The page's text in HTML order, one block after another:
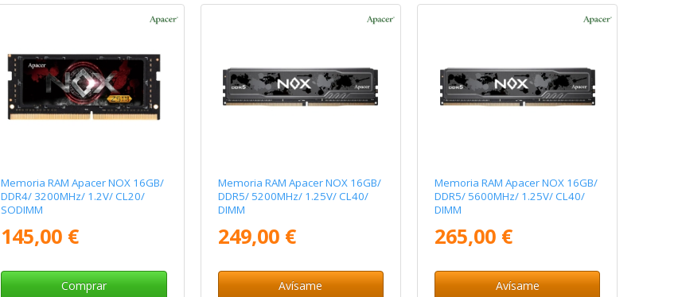
Memoria RAM Apacer NOX 16GB/
DDR4/ 3200MHz/ 1.2V/ CL20/
SODIMM
145,00 €
Comprar
Memoria RAM Apacer NOX 16GB/
DDR5/ 5200MHz/ 1.25V/ CL40/
DIMM
249,00 €
Avísame
Memoria RAM Apacer NOX 16GB/
DDR5/ 5600MHz/ 1.25V/ CL40/
DIMM
265,00 €
Avísame